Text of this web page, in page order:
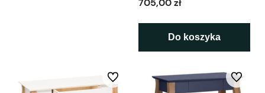
705,00 zł
Do koszyka
Do ulubionych Do